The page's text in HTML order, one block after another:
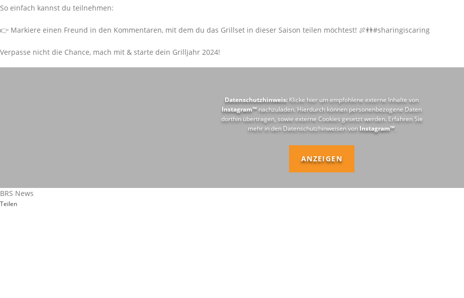
So einfach kannst du teilnehmen:
👉 Markiere einen Freund in den Kommentaren, mit dem du das Grillset in dieser Saison teilen möchtest! 🍖👬#sharingiscaring
Verpasse nicht die Chance, mach mit & starte dein Grilljahr 2024!
Datenschutzhinweis: Klicke hier um empfohlene externe Inhalte von
Instagram™ nachzuladen. Hierdurch können personenbezogene Daten
dorthin übertragen, sowie externe Cookies gesetzt werden. Erfahren Sie
mehr in den Datenschutzhinweisen vonInstagram™.
ANZEIGEN
BRS News
Teilen